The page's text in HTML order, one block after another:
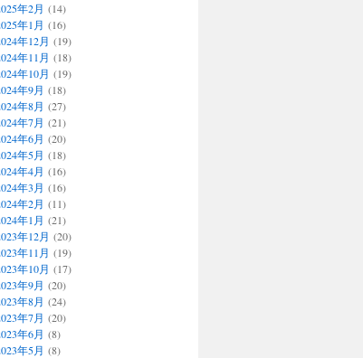
年2月 (14)
年1月 (16)
年12月 (19)
年11月 (18)
年10月 (19)
年9月 (18)
年8月 (27)
年7月 (21)
年6月 (20)
年5月 (18)
年4月 (16)
年3月 (16)
年2月 (11)
年1月 (21)
年12月 (20)
年11月 (19)
年10月 (17)
年9月 (20)
年8月 (24)
年7月 (20)
年6月 (8)
年5月 (8)